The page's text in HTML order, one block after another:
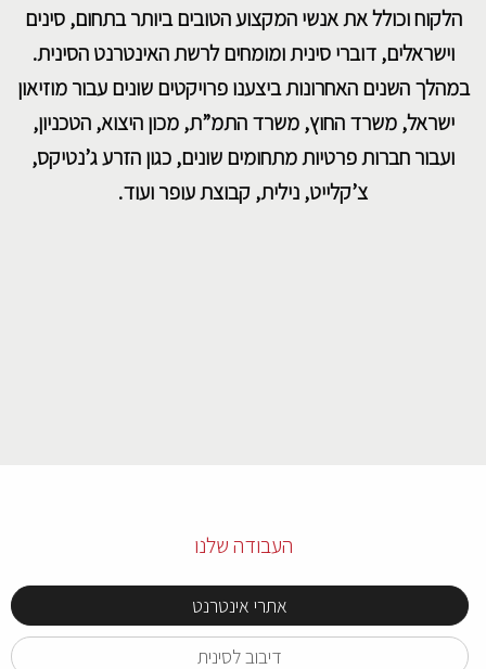
הלקוח וכולל את אנשי המקצוע הטובים ביותר בתחום, סינים
וישראלים, דוברי סינית ומומחים לרשת האינטרנט הסינית.
במהלך השנים האחרונות ביצענו פרויקטים שונים עבור מוזיאון
ישראל, משרד החוץ, משרד התמ”ת, מכון היצוא, הטכניון,
ועבור חברות פרטיות מתחומים שונים, כגון הזרע ג’נטיקס,
צ’קלייט, נילית, קבוצת עופר ועוד.
העבודה שלנו
אתרי אינטרנט
דיבוב לסינית